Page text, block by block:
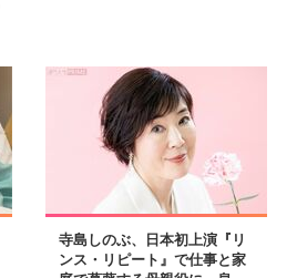
寺島しのぶ、日本初上演『リ
ンス・リピート』で仕事と家